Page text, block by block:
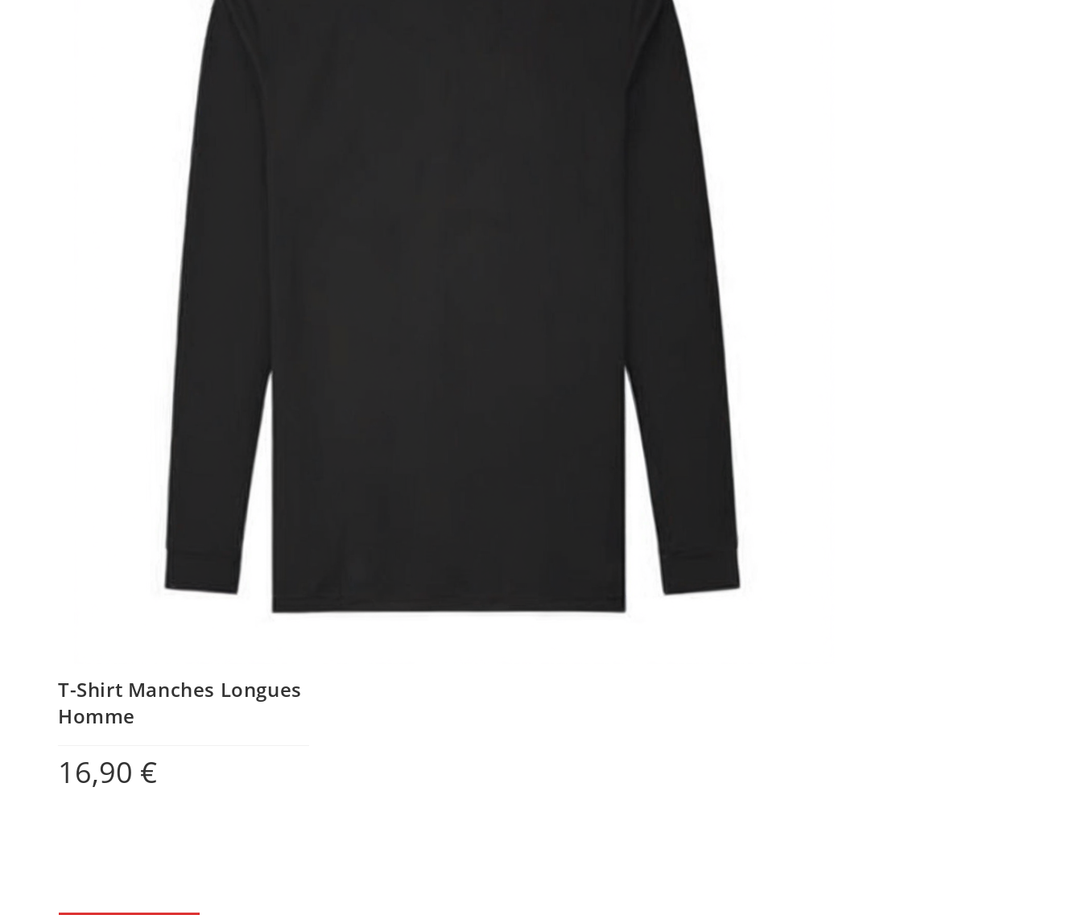
T-Shirt Manches Longues
Homme
16,90 €